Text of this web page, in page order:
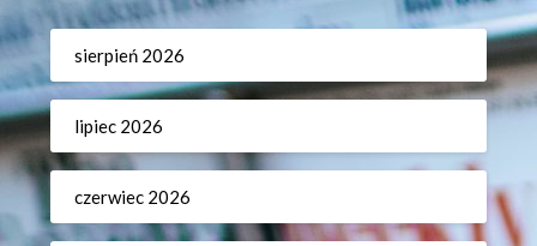
sierpień 2026
lipiec 2026
czerwiec 2026